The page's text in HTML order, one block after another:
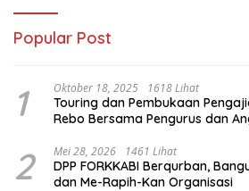
Popular Post
1 Oktober 18, 2025 1618 Lihat
Touring dan Pembukaan
Rebo Bersama Pengurus dan
2 Mei 28, 2026 1461 Lihat
DPP FORKKABI Berqurban,
dan Me-Rapih-Kan Organisasi